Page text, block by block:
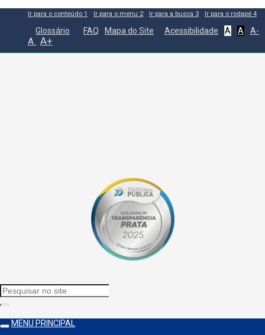
Ir para o conteúdo 1 Ir para o menu 2 Ir para a busca 3 Ir para o rodapé 4
Glossário FAQ Mapa do Site Acessibilidade A A A-
A A+
MENU PRINCIPAL